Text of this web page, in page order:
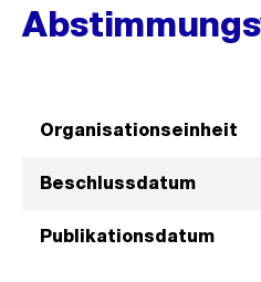
Organisationseinheit
Beschlussdatum
Publikationsdatum